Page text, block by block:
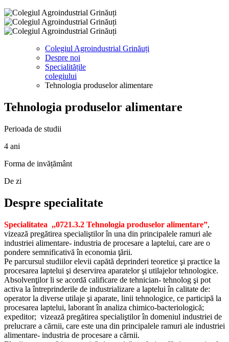
Colegiul Agroindustrial Grinăuți
Despre noi
Specialitățile
colegiului
Tehnologia produselor alimentare
Tehnologia produselor alimentare
Perioada de studii
4 ani
Forma de invățământ
De zi
Despre specialitate
Specialitatea ,,0721.3.2 Tehnologia produselor alimentare”,
vizează pregătirea specialiştilor în una din principalele ramuri ale
industriei alimentare- industria de procesare a laptelui, care are o
pondere semnificativă în economia ţării.
Pe parcursul studiilor elevii capătă deprinderi teoretice şi practice la
procesarea laptelui şi deservirea aparatelor şi utilajelor tehnologice.
Absolvenţilor li se acordă calificare de tehnician- tehnolog şi pot
activa la întreprinderile de industrializare a laptelui în calitate de:
operator la diverse utilaje şi aparate, linii tehnologice, ce participă la
procesarea laptelui, laborant în analiza chimico-bacteriologică;
expeditor; vizează pregătirea specialiştilor în domeniul industriei de
prelucrare a cărnii, care este una din principalele ramuri ale industriei
alimentare- industria de procesare a cărnii.